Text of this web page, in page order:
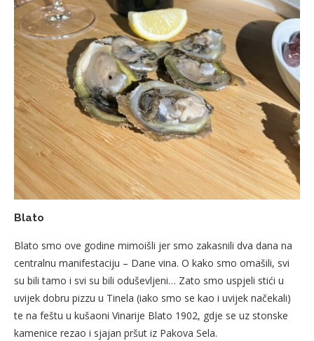
Blato
Blato smo ove godine mimoišli jer smo zakasnili dva dana na
centralnu manifestaciju – Dane vina. O kako smo omašili, svi
su bili tamo i svi su bili oduševljeni… Zato smo uspjeli stići u
uvijek dobru pizzu u Tinela (iako smo se kao i uvijek načekali)
te na feštu u kušaoni Vinarije Blato 1902, gdje se uz stonske
kamenice rezao i sjajan pršut iz Pakova Sela.